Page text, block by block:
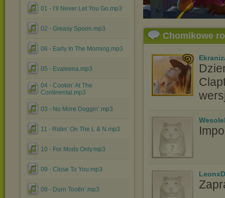
01 - I’ll Never Let You Go.mp3
02 - Greasy Spoon.mp3
06 - Early In The Morning.mp3
05 - Evaleena.mp3
04 - Cookin’ At The
Continental.mp3
03 - No More Doggin’.mp3
11 - Ridin’ On The L & N.mp3
10 - For Mods Only.mp3
09 - Close To You.mp3
08 - Durn Tootin’.mp3
Chomikowe